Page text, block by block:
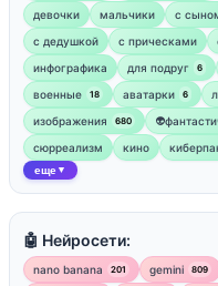
девочки
мальчики с
с дедушкой
с прическами
инфографика
для подруг 6
военные 18 аватарки 6
изображения 680
сюрреализм кино
еще ▼
🤖 Нейросети:
nano banana 201 gemini 809